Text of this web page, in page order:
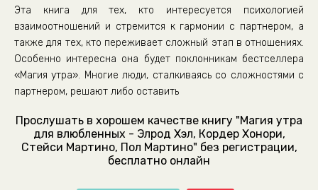
Эта книга для тех, кто интересуется психологией
взаимоотношений и стремится к гармонии с партнером, а
также для тех, кто переживает сложный этап в отношениях.
Особенно интересна она будет поклонникам бестселлера
«Магия утра». Многие люди, сталкиваясь со сложностями с
партнером, решают либо оставить
Прослушать в хорошем качестве книгу "Магия утра
для влюбленных - Элрод Хэл, Кордер Хонори,
Стейси Мартино, Пол Мартино" без регистрации,
бесплатно онлайн